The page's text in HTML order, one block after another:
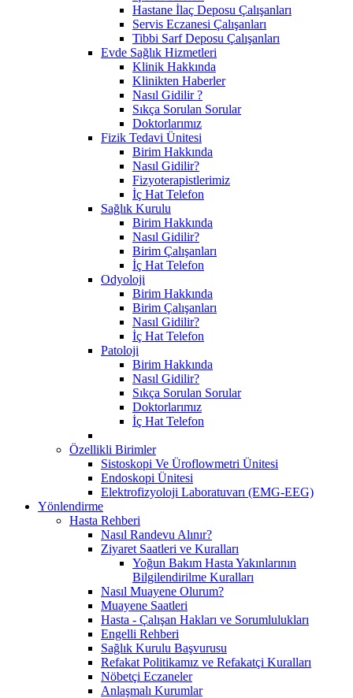
Hastane İlaç Deposu Çalışanları
Servis Eczanesi Çalışanları
Tibbi Sarf Deposu Çalışanları
Evde Sağlık Hizmetleri
Klinik Hakkında
Klinikten Haberler
Nasıl Gidilir ?
Sıkça Sorulan Sorular
Doktorlarımız
Fizik Tedavi Ünitesi
Birim Hakkında
Nasıl Gidilir?
Fizyoterapistlerimiz
İç Hat Telefon
Sağlık Kurulu
Birim Hakkında
Nasıl Gidilir?
Birim Çalışanları
İç Hat Telefon
Odyoloji
Birim Hakkında
Birim Çalışanları
Nasıl Gidilir?
İç Hat Telefon
Patoloji
Birim Hakkında
Nasıl Gidilir?
Sıkça Sorulan Sorular
Doktorlarımız
İç Hat Telefon
Özellikli Birimler
Sistoskopi Ve Üroflowmetri Ünitesi
Endoskopi Ünitesi
Elektrofizyoloji Laboratuvarı (EMG-EEG)
Yönlendirme
Hasta Rehberi
Nasıl Randevu Alınır?
Ziyaret Saatleri ve Kuralları
Yoğun Bakım Hasta Yakınlarının
Bilgilendirilme Kuralları
Nasıl Muayene Olurum?
Muayene Saatleri
Hasta - Çalışan Hakları ve Sorumlulukları
Engelli Rehberi
Sağlık Kurulu Başvurusu
Refakat Politikamız ve Refakatçi Kuralları
Nöbetçi Eczaneler
Anlaşmalı Kurumlar